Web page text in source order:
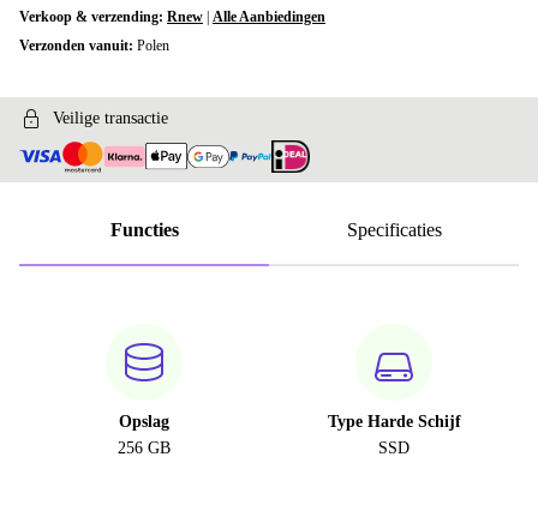
Verkoop & verzending: Rnew Alle Aanbiedingen
Verzonden vanuit: Polen
Veilige transactie
Functies Specificaties
Opslag
256 GB
Type Harde Schijf
SSD